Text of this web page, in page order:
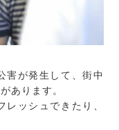
害が発生して、街中
あります。
ッシュできたり、